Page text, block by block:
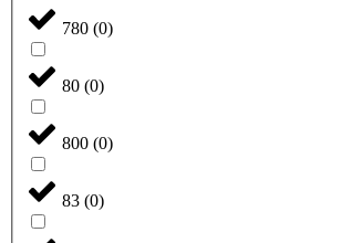
780 (0)
80 (0)
800 (0)
83 (0)